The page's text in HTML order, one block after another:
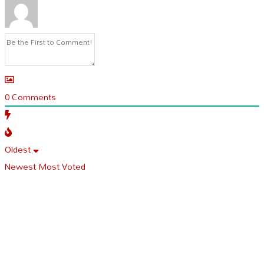
0Comments
Oldest
NewestMost Voted